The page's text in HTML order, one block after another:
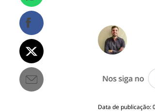
Data de publicação: